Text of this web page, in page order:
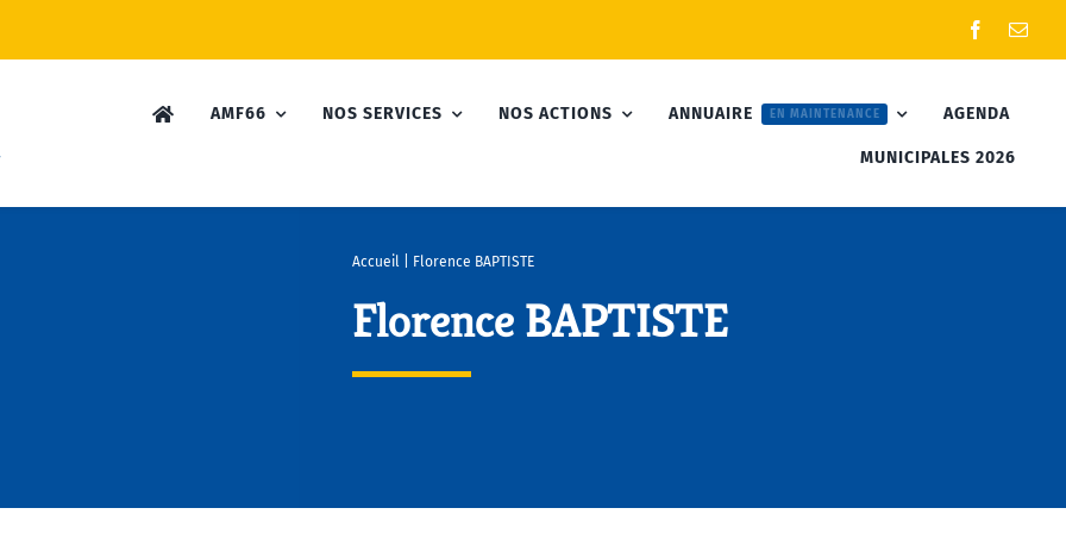
AMF66 NOS SERVICES NOS ACTIONS ANNUAIRE EN MAINTENANCE AGENDA
MUNICIPALES 2026
Accueil| Florence BAPTISTE
Florence BAPTISTE